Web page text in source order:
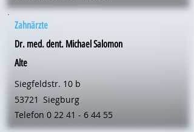
Zahnärzte
Dr. med. dent. Michael Salomon
Alte
Siegfeldstr. 10 b
53721 Siegburg
Telefon 0 22 41 - 6 44 55